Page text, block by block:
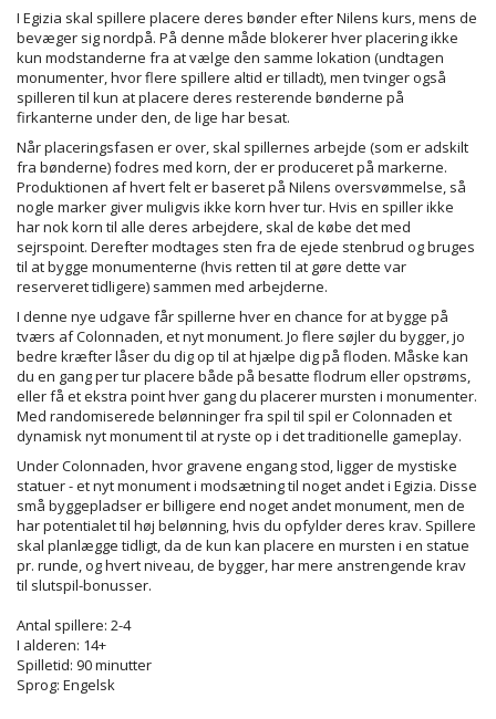
I Egizia skal spillere placere deres bønder efter Nilens kurs, mens de
bevæger sig nordpå. På denne måde blokerer hver placering ikke
kun modstanderne fra at vælge den samme lokation (undtagen
monumenter, hvor flere spillere altid er tilladt), men tvinger også
spilleren til kun at placere deres resterende bønderne på
firkanterne under den, de lige har besat.
Når placeringsfasen er over, skal spillernes arbejde (som er adskilt
fra bønderne) fodres med korn, der er produceret på markerne.
Produktionen af ​​hvert felt er baseret på Nilens oversvømmelse, så
nogle marker giver muligvis ikke korn hver tur. Hvis en spiller ikke
har nok korn til alle deres arbejdere, skal de købe det med
sejrspoint. Derefter modtages sten fra de ejede stenbrud og bruges
til at bygge monumenterne (hvis retten til at gøre dette var
reserveret tidligere) sammen med arbejderne.
I denne nye udgave får spillerne hver en chance for at bygge på
tværs af Colonnaden, et nyt monument. Jo flere søjler du bygger, jo
bedre kræfter låser du dig op til at hjælpe dig på floden. Måske kan
du en gang per tur placere både på besatte flodrum eller opstrøms,
eller få et ekstra point hver gang du placerer mursten i monumenter.
Med randomiserede belønninger fra spil til spil er Colonnaden et
dynamisk nyt monument til at ryste op i det traditionelle gameplay.
Under Colonnaden, hvor gravene engang stod, ligger de mystiske
statuer - et nyt monument i modsætning til noget andet i Egizia. Disse
små byggepladser er billigere end noget andet monument, men de
har potentialet til høj belønning, hvis du opfylder deres krav. Spillere
skal planlægge tidligt, da de kun kan placere en mursten i en statue
pr. runde, og hvert niveau, de bygger, har mere anstrengende krav
til slutspil-bonusser.
Antal spillere: 2-4
I alderen: 14+
Spilletid: 90 minutter
Sprog: Engelsk